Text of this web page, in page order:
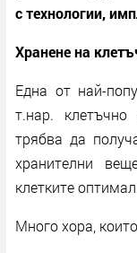
с технологии,
Хранене на
Една от най-
т.нар.
трябва да
хранителни
клетките
Много хора,